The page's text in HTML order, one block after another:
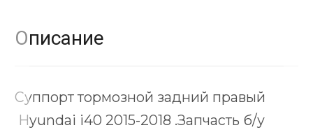
Описание
Суппорт тормозной задний правый
Hyundai i40 2015-2018 .Запчасть б/у